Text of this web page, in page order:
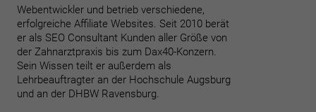
Webentwickler und betrieb verschiedene,
erfolgreiche Affiliate Websites. Seit 2010 berät
er als SEO Consultant Kunden aller Größe von
der Zahnarztpraxis bis zum Dax40-Konzern.
Sein Wissen teilt er außerdem als
Lehrbeauftragter an der Hochschule Augsburg
und an der DHBW Ravensburg.
Datenschutzeinstellungen
Essenziell (1)
Essenzielle Cookies ermöglichen grundlegende Funktionen und sind
für die einwandfreie Funktion der Website erforderlich.
Cookie-Informationen anzeigen